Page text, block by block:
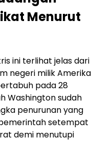
Menurut
ini terlihat jelas dari
negeri milik Amerika
pada 28
Washington sudah
penurunan yang
setempat
demi menutupi